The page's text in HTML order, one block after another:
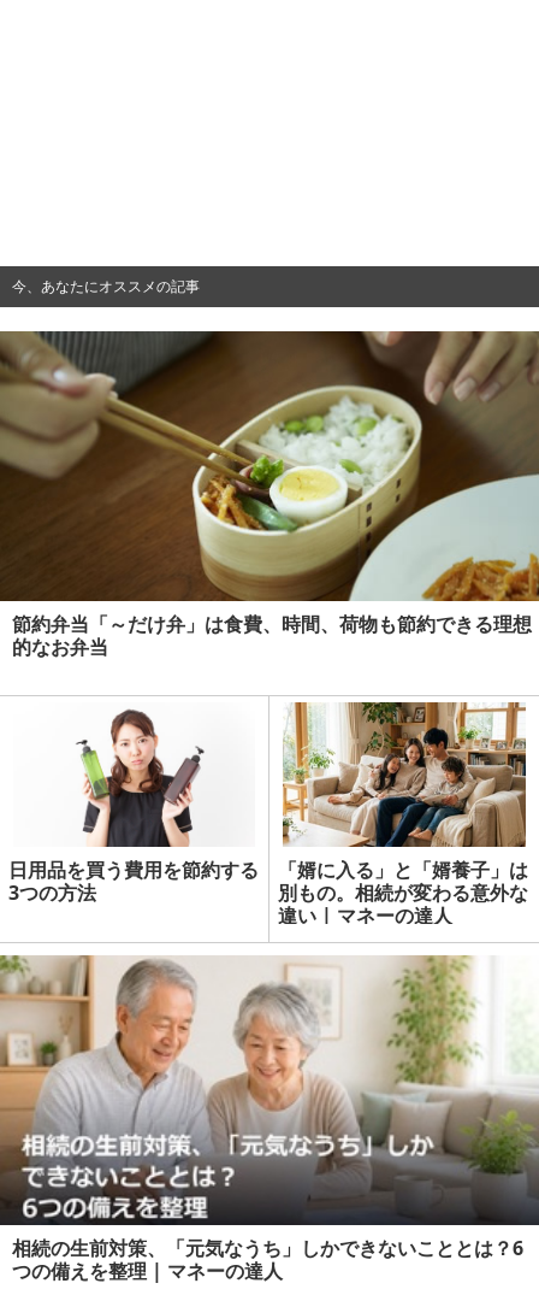
今、あなたにオススメの記事
節約弁当「～だけ弁」は食費、時間、荷物も節約できる理想
的なお弁当
日用品を買う費用を節約する
3つの方法
「婿に入る」と「婿養子」は
別もの。相続が変わる意外な
違い | マネーの達人
相続の生前対策、「元気なうち」しかできないこととは？6
つの備えを整理 | マネーの達人